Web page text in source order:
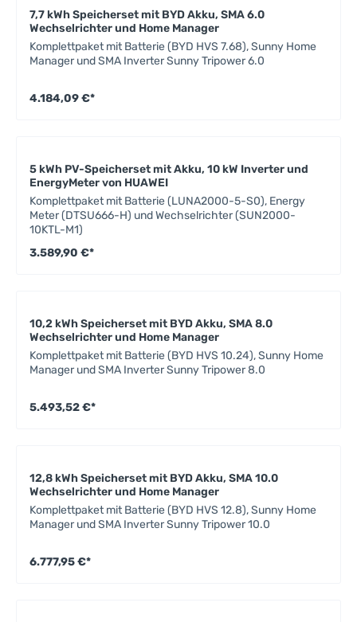
7,7 kWh Speicherset mit BYD Akku, SMA 6.0
Wechselrichter und Home Manager
Komplettpaket mit Batterie (BYD HVS 7.68), Sunny Home
Manager und SMA Inverter Sunny Tripower 6.0
4.184,09 €*
5 kWh PV-Speicherset mit Akku, 10 kW Inverter und
EnergyMeter von HUAWEI
Komplettpaket mit Batterie (LUNA2000-5-S0), Energy
Meter (DTSU666-H) und Wechselrichter (SUN2000-
10KTL-M1)
3.589,90 €*
10,2 kWh Speicherset mit BYD Akku, SMA 8.0
Wechselrichter und Home Manager
Komplettpaket mit Batterie (BYD HVS 10.24), Sunny Home
Manager und SMA Inverter Sunny Tripower 8.0
5.493,52 €*
12,8 kWh Speicherset mit BYD Akku, SMA 10.0
Wechselrichter und Home Manager
Komplettpaket mit Batterie (BYD HVS 12.8), Sunny Home
Manager und SMA Inverter Sunny Tripower 10.0
6.777,95 €*